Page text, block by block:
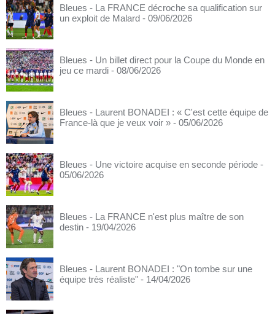
Bleues - La FRANCE décroche sa qualification sur
un exploit de Malard - 09/06/2026
Bleues - Un billet direct pour la Coupe du Monde en
jeu ce mardi - 08/06/2026
Bleues - Laurent BONADEI : « C'est cette équipe de
France-là que je veux voir » - 05/06/2026
Bleues - Une victoire acquise en seconde période -
05/06/2026
Bleues - La FRANCE n'est plus maître de son
destin - 19/04/2026
Bleues - Laurent BONADEI : "On tombe sur une
équipe très réaliste" - 14/04/2026